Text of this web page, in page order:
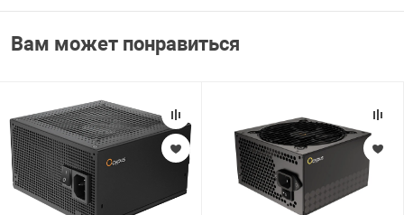
Вам может понравиться